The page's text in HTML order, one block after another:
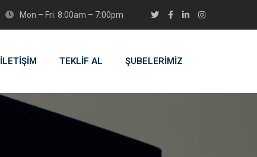
Mon – Fri: 8:00am – 7:00pm
İLETİŞİM TEKLİF AL ŞUBELERIMIZ